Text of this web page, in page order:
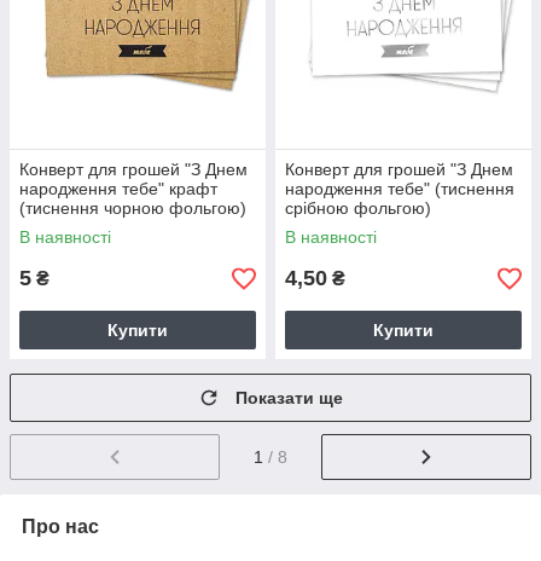
Конверт для грошей "З Днем
народження тебе" крафт
(тиснення чорною фольгою)
В наявності
5 ₴
Купити
Конверт для грошей "З Днем
народження тебе" (тиснення
срібною фольгою)
В наявності
4,50 ₴
Купити
Показати ще
1 / 8
Про нас